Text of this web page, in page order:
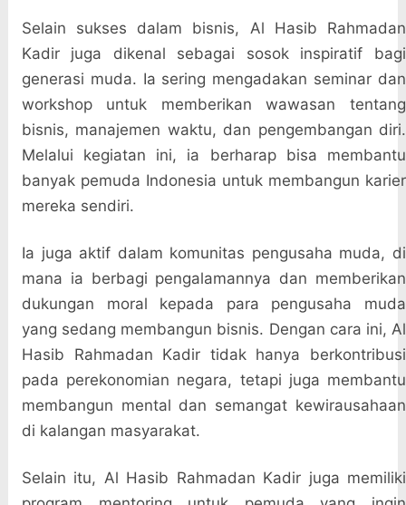
Selain sukses dalam bisnis, Al Hasib Rahmadan
Kadir juga dikenal sebagai sosok inspiratif bagi
generasi muda. Ia sering mengadakan seminar dan
workshop untuk memberikan wawasan tentang
bisnis, manajemen waktu, dan pengembangan diri.
Melalui kegiatan ini, ia berharap bisa membantu
banyak pemuda Indonesia untuk membangun karier
mereka sendiri.
Ia juga aktif dalam komunitas pengusaha muda, di
mana ia berbagi pengalamannya dan memberikan
dukungan moral kepada para pengusaha muda
yang sedang membangun bisnis. Dengan cara ini, Al
Hasib Rahmadan Kadir tidak hanya berkontribusi
pada perekonomian negara, tetapi juga membantu
membangun mental dan semangat kewirausahaan
di kalangan masyarakat.
Selain itu, Al Hasib Rahmadan Kadir juga memiliki